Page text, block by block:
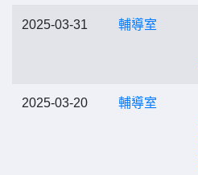
2025-03-31 輔導室
2025-03-20 輔導室